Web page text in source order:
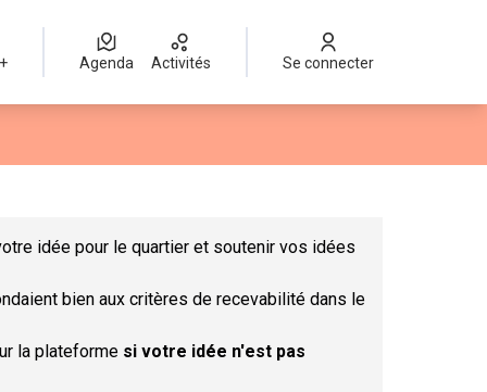
Agenda Activités Se connecter
idée pour le quartier et soutenir vos idées
bien aux critères de recevabilité dans le
la plateforme si votre idée n'est pas